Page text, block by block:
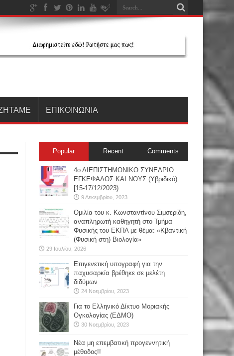
ΕΠΙΚΟΙΝΩΝΙΑ
Popular Recent Comments
4ο ΔΙΕΠΙΣΤΗΜΟΝΙΚΟ ΣΥΝΕΔΡΙΟ
ΕΓΚΕΦΑΛΟΣ ΚΑΙ ΝΟΥΣ (Υβριδικό)
[15-17/12/2023)
9 Δεκεμβρίου, 2023
Oμιλία του κ. Κωνσταντίνου Σιμσερίδη,
αναπληρωτή καθηγητή στο Τμήμα
Φυσικής του ΕΚΠΑ με θέμα: «Κβαντική
(Φυσική στη) Βιολογία»
29 Ιουλίου, 2026
Επιγενετική υπογραφή για την
παχυσαρκία βρέθηκε σε μελέτη
διδύμων
24 Νοεμβρίου, 2023
Για το Ελληνικό Δίκτυο Μοριακής
Ογκολογίας (ΕΔΜΟ)
30 Νοεμβρίου, 2023
Νέα μη επεμβατική προγεννητική
μέθοδος!!